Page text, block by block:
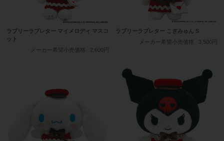
ラブリーラブレター マイメロディ マスコ
ット
メーカー希望小売価格
2,600円
ラブリーラブレター こぎみゅん S
メーカー希望小売価格
3,500円